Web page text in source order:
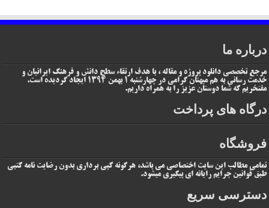
درباره ما
مرجع تخصصی دانلود پروژه و مقاله ، با هدف ارتقاء سطح دانش و فرهنگ ایرانیان و
خدمت رسانی به هم میهنان گرامی در چهارشنبه 1 بهمن 1394 ایجاد گردیده است.
مفتخریم که شما دوستان عزیز را به همراه داریم.
درگاه های پرداخت
فروشگاه
تمامی مطالب این سایت اختصاصی می باشد، هرگونه کپی برداری بدون رضایت نامه کتبی
طبق قوانین جرایم رایانه ای پیگیری میشود.
دسترسی سریع